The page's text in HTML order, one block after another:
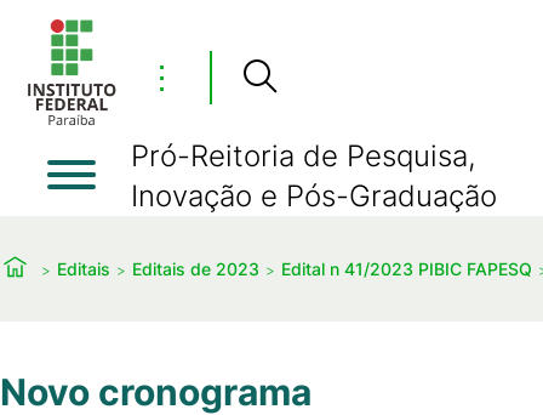
⋮
Pró-Reitoria de Pesquisa,
Inovação e Pós-Graduação
Editais Editais de 2023 Edital n 41/2023 PIBIC FAPESQ
Novo cronograma